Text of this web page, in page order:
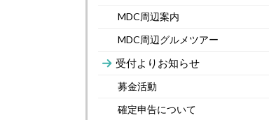
MDC周辺案内
MDC周辺グルメツアー
受付よりお知らせ
募金活動
確定申告について